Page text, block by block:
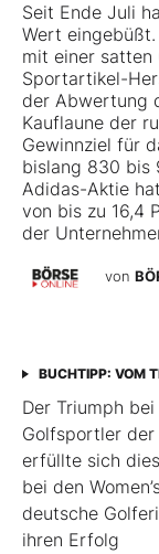
Kontakt
Seit Ende Juli
Wert eingebüßt.
mit einer satten
Sportartikel-
der Abwertung
Kauflaune der
Gewinnziel für
bislang 830 bis
Adidas-Aktie
von bis zu 16,4
der
von
BUCHTIPP: VOM
Der Triumph
Golfsportler der
erfüllte sich
bei den
deutsche
ihren Erfolg